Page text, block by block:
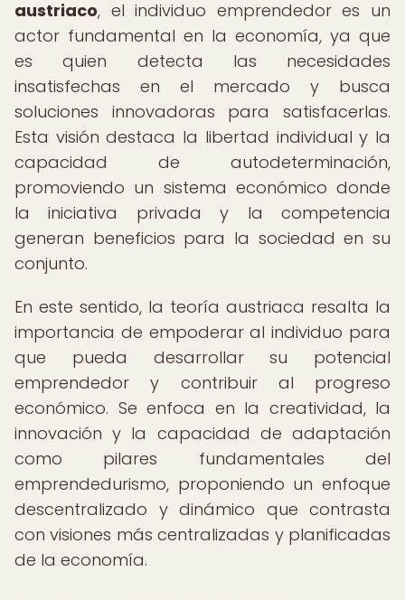
austriaco, el individuo emprendedor es un
actor fundamental en la economía, ya que
es quien detecta las necesidades
insatisfechas en el mercado y busca
soluciones innovadoras para satisfacerlas.
Esta visión destaca la libertad individual y la
capacidad de autodeterminación,
promoviendo un sistema económico donde
la iniciativa privada y la competencia
generan beneficios para la sociedad en su
conjunto.
En este sentido, la teoría austriaca resalta la
importancia de empoderar al individuo para
que pueda desarrollar su potencial
emprendedor y contribuir al progreso
económico. Se enfoca en la creatividad, la
innovación y la capacidad de adaptación
como pilares fundamentales del
emprendedurismo, proponiendo un enfoque
descentralizado y dinámico que contrasta
con visiones más centralizadas y planificadas
de la economía.